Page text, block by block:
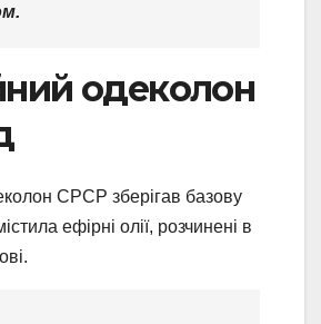
одеколон
СРСР зберігав базову
ефірні олії, розчинені в